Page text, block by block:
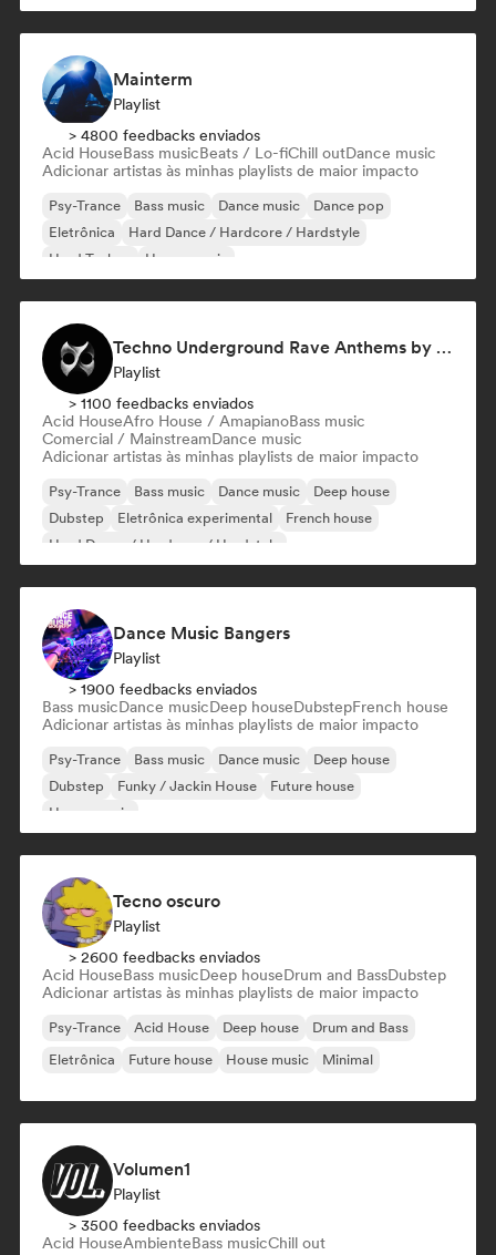
Mainterm
Playlist
> 4800 feedbacks enviados
Acid HouseBass musicBeats / Lo-fiChill outDance music
Adicionar artistas às minhas playlists de maior impacto
Psy-Trance Bass music Dance music
Dance pop
Eletrônica
Hard Dance / Hardcore / Hardstyle
Hard Techno
House music
Techno Underground Rave Anthems by Orphium
Playlist
> 1100 feedbacks enviados
Acid HouseAfro House / AmapianoBass music
Comercial / MainstreamDance music
Adicionar artistas às minhas playlists de maior impacto
Psy-Trance Bass music Dance music
Deep house
Dubstep
Eletrônica experimental
French house
Hard Dance / Hardcore / Hardstyle
Dance Music Bangers
Playlist
> 1900 feedbacks enviados
Bass musicDance musicDeep houseDubstepFrench house
Adicionar artistas às minhas playlists de maior impacto
Psy-Trance Bass music Dance music
Deep house
Dubstep
Funky / Jackin House
Future house
House music
Tecno oscuro
Playlist
> 2600 feedbacks enviados
Acid HouseBass musicDeep houseDrum and BassDubstep
Adicionar artistas às minhas playlists de maior impacto
Psy-Trance Acid House Deep house
Drum and Bass
Eletrônica
Future house House music Minimal
Volumen1
Playlist
> 3500 feedbacks enviados
Acid HouseAmbienteBass musicChill out